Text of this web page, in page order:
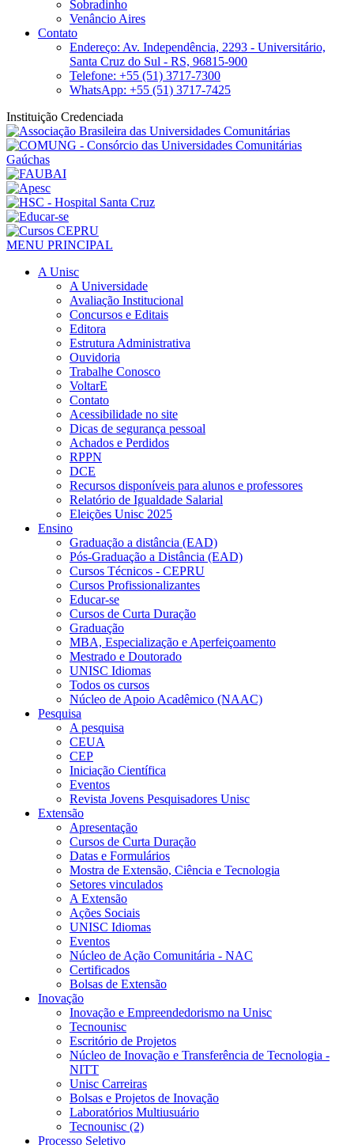
Sobradinho
Venâncio Aires
Contato
Endereço: Av. Independência, 2293 - Universitário,
Santa Cruz do Sul - RS, 96815-900
Telefone: +55 (51) 3717-7300
WhatsApp: +55 (51) 3717-7425
Instituição Credenciada
MENU PRINCIPAL
A Unisc
A Universidade
Avaliação Institucional
Concursos e Editais
Editora
Estrutura Administrativa
Ouvidoria
Trabalhe Conosco
VoltarE
Contato
Acessibilidade no site
Dicas de segurança pessoal
Achados e Perdidos
RPPN
DCE
Recursos disponíveis para alunos e professores
Relatório de Igualdade Salarial
Eleições Unisc 2025
Ensino
Graduação a distância (EAD)
Pós-Graduação a Distância (EAD)
Cursos Técnicos - CEPRU
Cursos Profissionalizantes
Educar-se
Cursos de Curta Duração
Graduação
MBA, Especialização e Aperfeiçoamento
Mestrado e Doutorado
UNISC Idiomas
Todos os cursos
Núcleo de Apoio Acadêmico (NAAC)
Pesquisa
A pesquisa
CEUA
CEP
Iniciação Científica
Eventos
Revista Jovens Pesquisadores Unisc
Extensão
Apresentação
Cursos de Curta Duração
Datas e Formulários
Mostra de Extensão, Ciência e Tecnologia
Setores vinculados
A Extensão
Ações Sociais
UNISC Idiomas
Eventos
Núcleo de Ação Comunitária - NAC
Certificados
Bolsas de Extensão
Inovação
Inovação e Empreendedorismo na Unisc
Tecnounisc
Escritório de Projetos
Núcleo de Inovação e Transferência de Tecnologia -
NITT
Unisc Carreiras
Bolsas e Projetos de Inovação
Laboratórios Multiusuário
Tecnounisc (2)
Processo Seletivo